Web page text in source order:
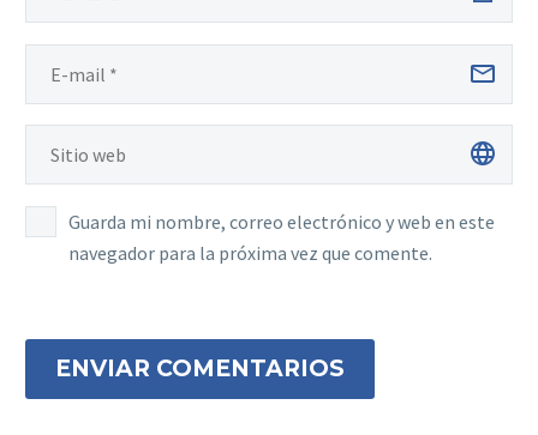
Guarda mi nombre, correo electrónico y web en este
navegador para la próxima vez que comente.
ENVIAR COMENTARIOS